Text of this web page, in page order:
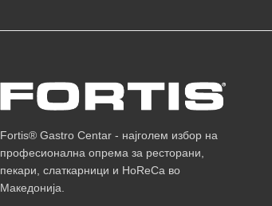
Fortis® Gastro Centar - најголем избор на
професионална опрема за ресторани,
пекари, слаткарници и HoReCa во
Македонија.